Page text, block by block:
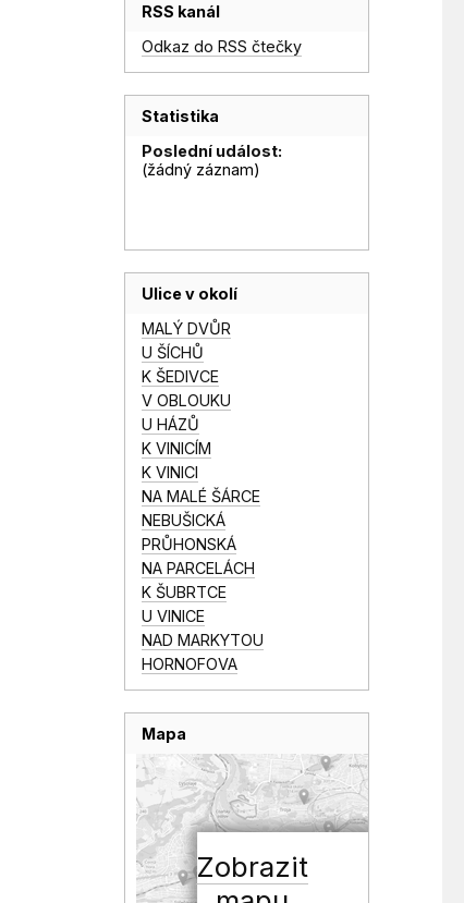
RSS kanál
Odkaz do RSS čtečky
Statistika
Poslední událost:
(žádný záznam)
Ulice v okolí
MALÝ DVŮR
U ŠÍCHŮ
K ŠEDIVCE
V OBLOUKU
U HÁZŮ
K VINICÍM
K VINICI
NA MALÉ ŠÁRCE
NEBUŠICKÁ
PRŮHONSKÁ
NA PARCELÁCH
K ŠUBRTCE
U VINICE
NAD MARKYTOU
HORNOFOVA
Mapa
Zobrazit